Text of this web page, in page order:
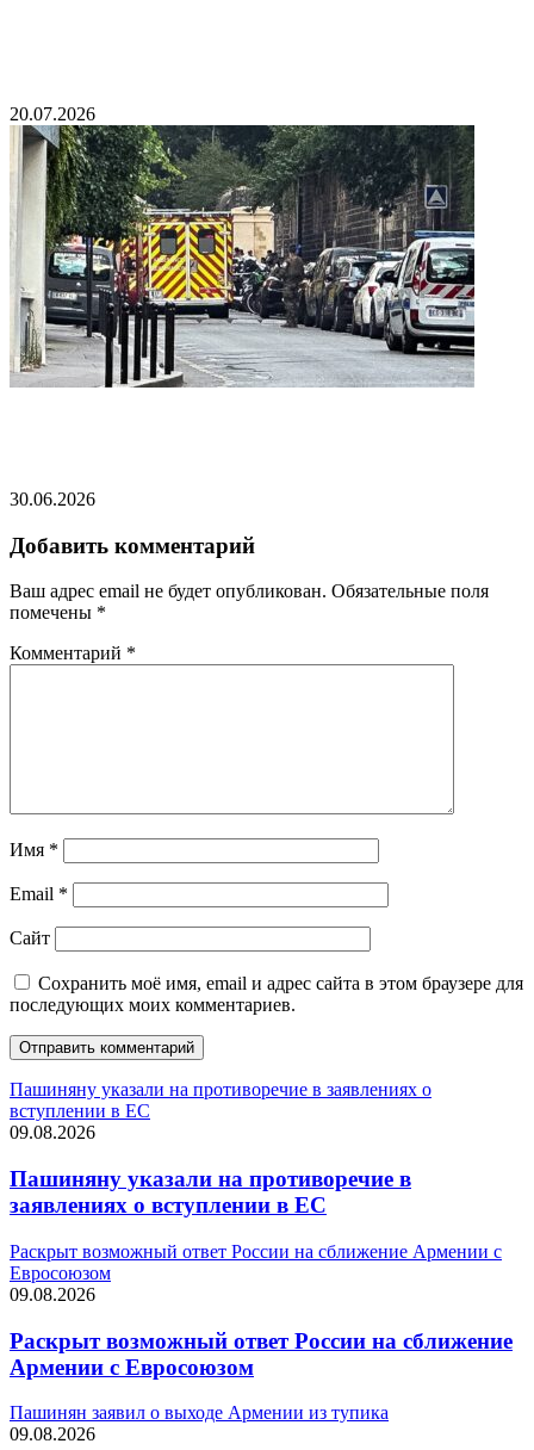
20.07.2026
30.06.2026
Добавить комментарий
Ваш адрес email не будет опубликован. Обязательные поля
помечены *
Комментарий *
Имя *
Email *
Сайт
Сохранить моё имя, email и адрес сайта в этом браузере для
последующих моих комментариев.
Пашиняну указали на противоречие в заявлениях о
вступлении в ЕС
09.08.2026
Пашиняну указали на противоречие в
заявлениях о вступлении в ЕС
Раскрыт возможный ответ России на сближение Армении с
Евросоюзом
09.08.2026
Раскрыт возможный ответ России на сближение
Армении с Евросоюзом
Пашинян заявил о выходе Армении из тупика
09.08.2026